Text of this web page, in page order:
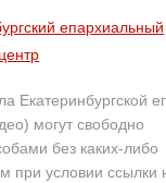
епархиальный
Екатеринбургской
могут свободно
без каких-либо
при условии ссылки